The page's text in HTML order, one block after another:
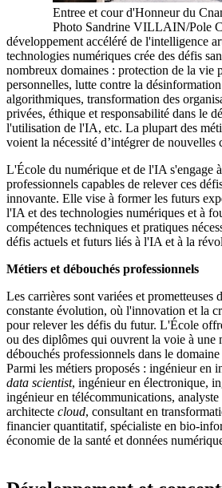
Entree et cour d'Honneur du
Photo Sandrine VILLAIN/Pole
développement accéléré de l'intelligence
technologies numériques crée des défis
nombreux domaines : protection de la vie
personnelles, lutte contre la
algorithmiques, transformation des
privées, éthique et responsabilité dans le
l'utilisation de l'IA, etc. La plupart des
voient la nécessité d’intégrer de nouvelles
L'École du numérique et de l'IA s'engage
professionnels capables de relever ces
innovante. Elle vise à former les futurs
l'IA et des technologies numériques et à
compétences techniques et pratiques
défis actuels et futurs liés à l'IA et à la
Métiers et débouchés professionnels
Les carrières sont variées et prometteuses
constante évolution, où l'innovation et la
pour relever les défis du futur. L'École
ou des diplômes qui ouvrent la voie à une
débouchés professionnels dans le
Parmi les métiers proposés : ingénieur en
data scientist, ingénieur en électronique,
ingénieur en télécommunications,
architecte cloud, consultant en
financier quantitatif, spécialiste en bio-
économie de la santé et données